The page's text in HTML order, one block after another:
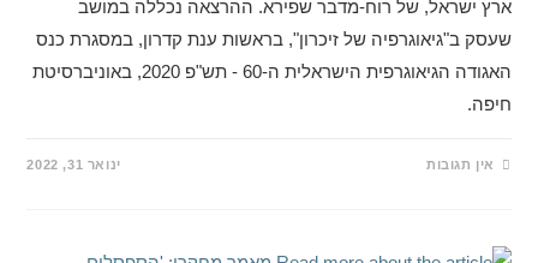
ארץ ישראל, של רוח-מדבר שפירא. ההרצאה נכללה במושב
שעסק ב"גיאוגרפיה של זיכרון", בראשות ענת קדרון, במסגרת כנס
האגודה הגיאוגרפית הישראלית ה-60 - תש"פ 2020, באוניברסיטת
חיפה.
אין תגובות ינואר 31, 2022